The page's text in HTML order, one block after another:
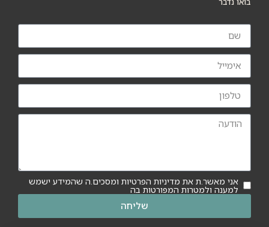
אני מאשר.ת את מדיניות הפרטיות ומסכים.ה שהמידע ישמש
למענה ולמטרות המפורטות בה
שליחה